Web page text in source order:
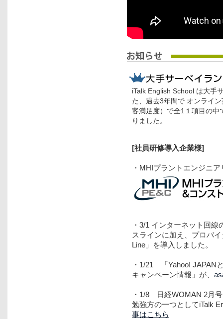
iTalk English School は大手
た、過去3年間で オンライ
客満足度）で全1１項目の中
りました。
[社員研修導入企業様]
・MHIプラントエンジニ
・3/1 インターネット回
スラインに加え、プロバ
Line」を導入しました。
・1/21 「Yahoo! JAPAN
キャンペーン情報」が、
・1/8 日経WOMAN 2月
勉強方の一つとしてiTalk
事はこちら